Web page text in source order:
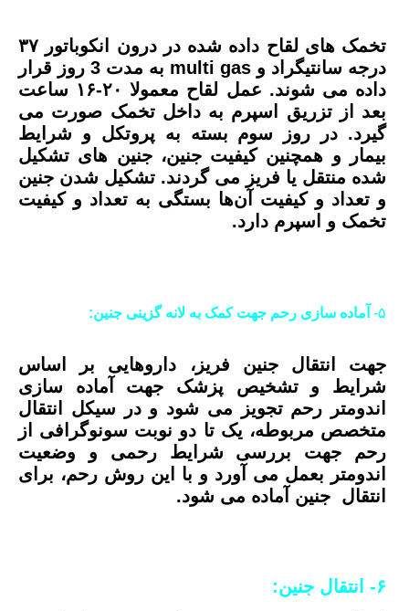
تخمک های لقاح داده شده در درون انکوباتور ۳۷
درجه سانتیگراد و multi gas به مدت 3 روز قرار
داده می شوند. عمل لقاح معمولا ۲۰-۱۶ ساعت
بعد از تزریق اسپرم به داخل تخمک صورت می
گیرد. در روز سوم بسته به پروتکل و شرایط
بیمار و همچنین کیفیت جنین، جنین های تشکیل
شده منتقل یا فریز می گردند. تشکیل شدن جنین
و تعداد و کیفیت آن‌ها بستگی به تعداد و کیفیت
تخمک و اسپرم دارد.
۵- آماده سازی رحم جهت کمک به لانه گزینی جنین:
جهت انتقال جنین فریز، داروهایی بر اساس
شرایط و تشخیص پزشک جهت آماده سازی
اندومتر رحم تجویز می شود و در سیکل انتقال
متخصص مربوطه، یک تا دو نوبت سونوگرافی از
رحم جهت بررسی شرایط رحمی و وضعیت
اندومتر بعمل می آورد و با این روش رحم، برای
انتقال جنین آماده می شود.
۶-
انتقال جنین: